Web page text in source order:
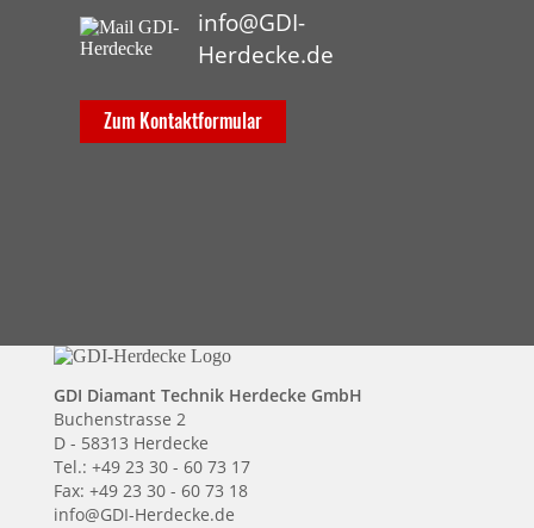
info@GDI-
Herdecke.de
Zum Kontaktformular
GDI Diamant Technik Herdecke GmbH
Buchenstrasse 2
D - 58313 Herdecke
Tel.: +49 23 30 - 60 73 17
Fax: +49 23 30 - 60 73 18
info@GDI-Herdecke.de